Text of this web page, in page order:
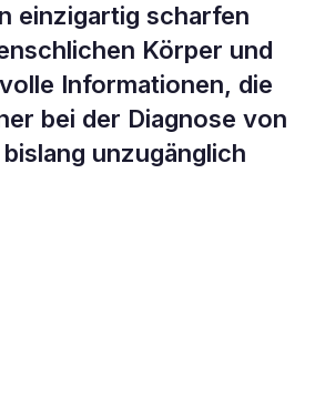
einzigartig scharfen
Körper und
Informationen, die
bei der Diagnose von
unzugänglich